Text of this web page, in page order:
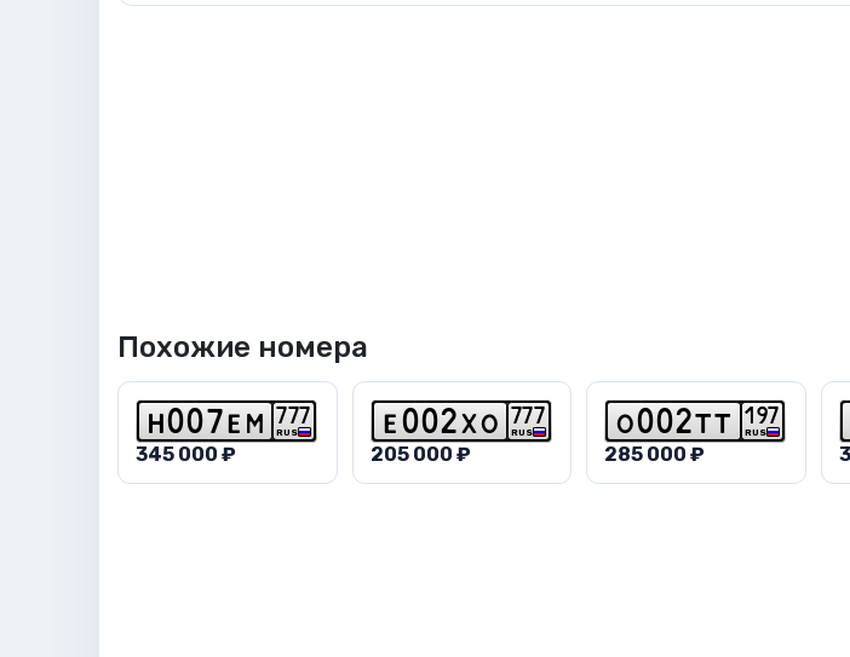
Похожие номера
h 00 7 e m RUS
7 7 7
345 000 ₽
e 002 x o RUS
7 7 7
205 000 ₽
o00 2t t RUS
1 9 7
285 000 ₽